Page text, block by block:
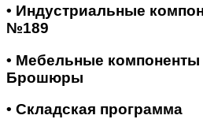
• Индустриальные
№189
• Мебельные компоненты
Брошюры
• Складская программа